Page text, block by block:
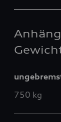
750 kg